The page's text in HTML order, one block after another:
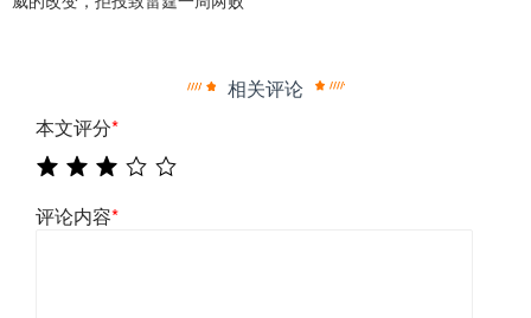
相关评论
本文评分*
评论内容*